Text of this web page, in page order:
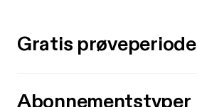
Gratis prøveperiode
Abonnementstyper